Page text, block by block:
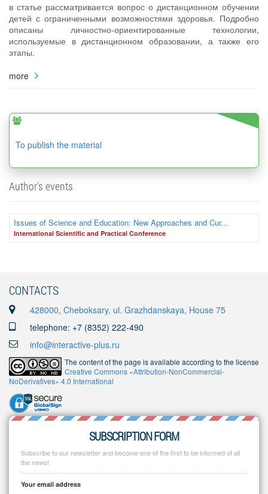
в статье рассматривается вопрос о дистанционном обучении
детей с ограниченными возможностями здоровья. Подробно
описаны личностно-ориентированные технологии,
используемые в дистанционном образовании, а также его
этапы.
more
To publish the material
Author's events
Issues of Science and Education: New Approaches and Cur...
International Scientific and Practical Conference
CONTACTS
428000, Cheboksary, ul. Grazhdanskaya, House 75
telephone: +7 (8352) 222-490
info@interactive-plus.ru
The content of the page is available according to the license
Creative Commons «Attribution-NonCommercial-
NoDerivatives» 4.0 International
SUBSCRIPTION FORM
Subscribe to our newsletter and become one of the first to be informed of all
the news!
Your email address